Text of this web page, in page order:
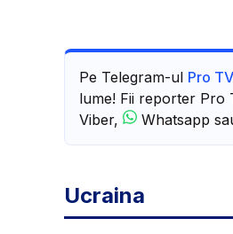
Pe Telegram-ul Pro
lume! Fii reporter Pro
Viber,
Whatsapp
Ucraina